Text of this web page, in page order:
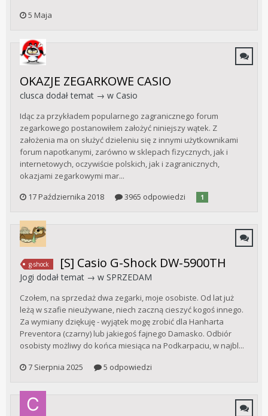
5 Maja
OKAZJE ZEGARKOWE CASIO
clusca dodał temat → w Casio
Idąc za przykładem popularnego zagranicznego forum
zegarkowego postanowiłem założyć niniejszy wątek. Z
założenia ma on służyć dzieleniu się z innymi użytkownikami
forum napotkanymi, zarówno w sklepach fizycznych, jak i
internetowych, oczywiście polskich, jak i zagranicznych,
okazjami zegarkowymi mar...
17 Października 2018
3965 odpowiedzi 1
g-shock [S] Casio G-Shock DW-5900TH
Jogi dodał temat → w SPRZEDAM
Czołem, na sprzedaż dwa zegarki, moje osobiste. Od lat już
leżą w szafie nieużywane, niech zaczną cieszyć kogoś innego.
Za wymiany dziękuję - wyjątek mogę zrobić dla Hanharta
Preventora (czarny) lub jakiegoś fajnego Damasko. Odbiór
osobisty możliwy do końca miesiąca na Podkarpaciu, w najbl...
7 Sierpnia 2025
5 odpowiedzi